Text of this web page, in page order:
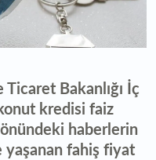
Bakanlığı İç
kredisi faiz
haberlerin
yaşanan fahiş fiyat